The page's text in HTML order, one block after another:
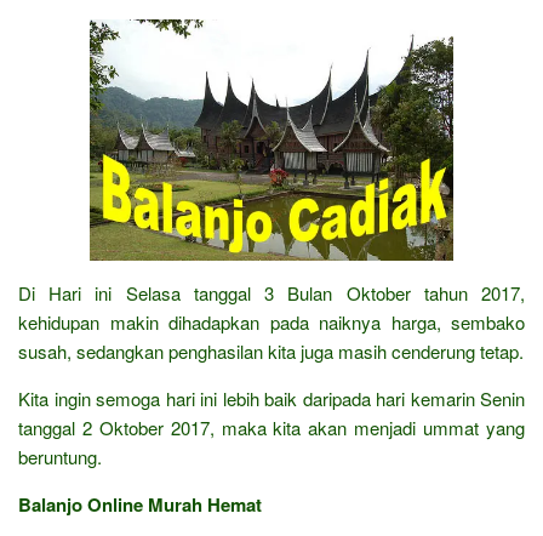
Di Hari ini Selasa tanggal 3 Bulan Oktober tahun 2017,
kehidupan makin dihadapkan pada naiknya harga, sembako
susah, sedangkan penghasilan kita juga masih cenderung tetap.
Kita ingin semoga hari ini lebih baik daripada hari kemarin Senin
tanggal 2 Oktober 2017, maka kita akan menjadi ummat yang
beruntung.
Balanjo Online Murah Hemat